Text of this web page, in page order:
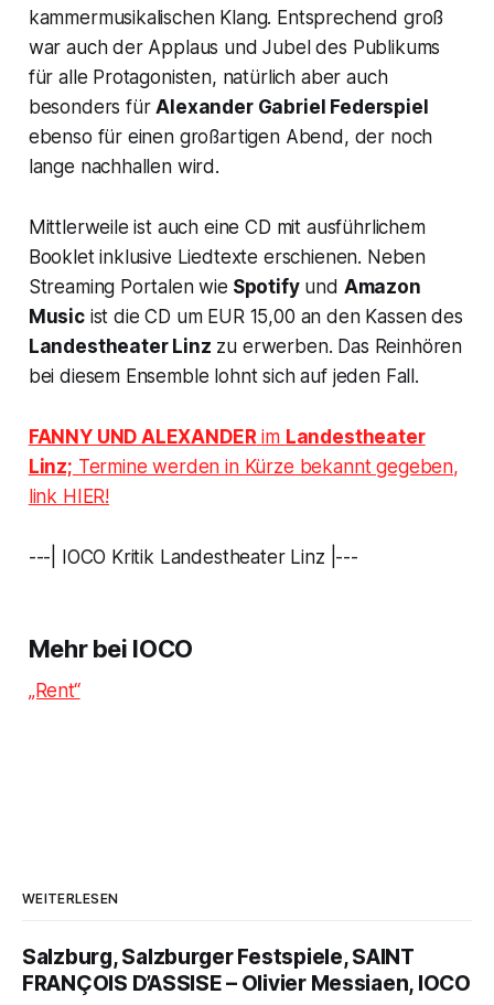
kammermusikalischen Klang. Entsprechend groß
war auch der Applaus und Jubel des Publikums
für alle Protagonisten, natürlich aber auch
besonders fürAlexander Gabriel Federspiel
ebenso für einen großartigen Abend, der noch
lange nachhallen wird.
Mittlerweile ist auch eine CD mit ausführlichem
Booklet inklusive Liedtexte erschienen. Neben
Streaming Portalen wie Spotifyund Amazon
Musicist die CD um EUR 15,00 an den Kassen des
Landestheater Linz zu erwerben. Das Reinhören
bei diesem Ensemble lohnt sich auf jeden Fall.
FANNY UND ALEXANDER im Landestheater
Linz; Termine werden in Kürze bekannt gegeben,
link HIER!
---| IOCO Kritik Landestheater Linz |---
Mehr bei IOCO
„Rent“
WEITERLESEN
Salzburg, Salzburger Festspiele, SAINT
FRANÇOIS D’ASSISE – Olivier Messiaen, IOCO